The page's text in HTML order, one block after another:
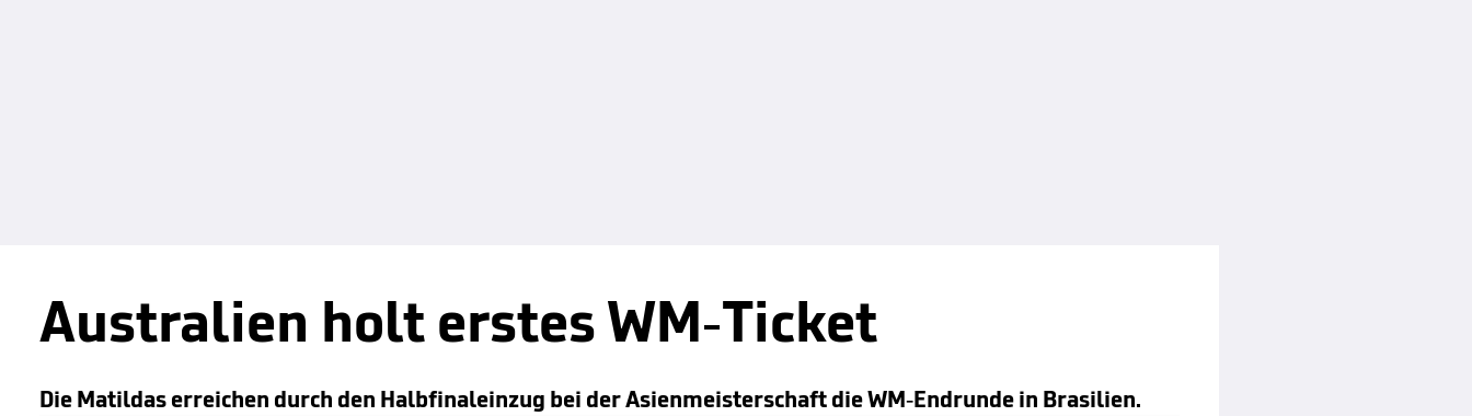
Australien holt erstes WM-Ticket
Die Matildas erreichen durch den Halbfinaleinzug bei der Asienmeisterschaft die WM-Endrunde in Brasilien.